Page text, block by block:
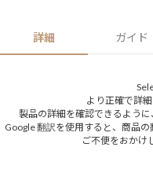
詳細 ガイド
より正確で詳
製品の詳細を確認できるように
Google 翻訳を使用すると、商品
ご不便をおかけ